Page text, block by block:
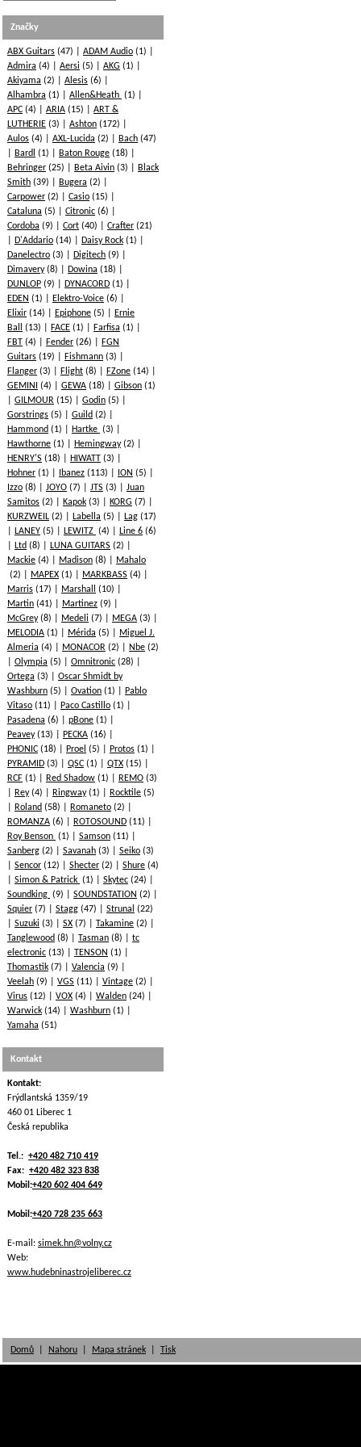
Značky
ABX Guitars (47) ADAM Audio (1)
Admira (4) Aersi (5) AKG (1)
Akiyama (2) Alesis (6)
Alhambra (1) Allen&Heath (1)
APC (4) ARIA (15)
ART &
LUTHERIE (3) Ashton (172)
Aulos (4) AXL-Lucida (2) Bach (47)
Bardl (1) Baton Rouge (18)
Behringer (25) Beta Aivin (3)
Black
Smith (39) Bugera (2)
Carpower (2) Casio (15)
Cataluna (5) Citronic (6)
Cordoba (9) Cort (40) Crafter (21)
D'Addario (14) Daisy Rock (1)
Danelectro (3) Digitech (9)
Dimavery(8) Dowina (18)
DUNLOP (9) DYNACORD (1)
EDEN (1) Elektro-Voice (6)
Elixir (14) Epiphone (5)
Ernie
Ball
(13) FACE (1) Farfisa (1)
FBT (4) Fender (26)
FGN
Guitars (19) Fishmann (3)
Flanger (3) Flight (8) FZone (14)
GEMINI
(4) GEWA (18) Gibson (1)
GILMOUR (15) Godin (5)
Gorstrings (5) Guild (2)
Hammond (1) Hartke (3)
Hawthorne (1) Hemingway(2)
HENRY'S (18) HIWATT (3)
Hohner (1) Ibanez (113) ION (5)
Izzo (8) JOYO (7) JTS (3)
Juan
Samitos (2) Kapok (3) KORG (7)
KURZWEIL (2) Labella (5) Lag (17)
LANEY (5) LEWITZ (4) Line 6 (6)
Ltd (8) LUNA GUITARS (2)
Mackie (4) Madison (8)
Mahalo
(2)
MAPEX (1) MARKBASS (4)
Marris (17) Marshall
(10)
Martin (41) Martinez (9)
McGrey(8) Medeli (7) MEGA (3)
MELODIA (1) Mérida (5)
Miguel J.
Almeria (4) MONACOR (2) Nbe (2)
Olympia (5) Omnitronic (28)
Ortega (3)
Oscar Shmidt by
Washburn (5) Ovation (1)
Pablo
Vitaso (11) Paco Castillo (1)
Pasadena (6) pBone (1)
Peavey(13) PECKA (16)
PHONIC (18) Proel (5) Protos (1)
PYRAMID (3) QSC (1) QTX (15)
RCF (1) Red Shadow (1) REMO (3)
Rey(4) Ringway(1) Rocktile (5)
Roland (58) Romaneto (2)
ROMANZA (6) ROTOSOUND (11)
Roy Benson (1) Samson (11)
Sanberg (2) Savanah (3) Seiko (3)
Sencor (12) Shecter (2) Shure (4)
Simon & Patrick (1) Skytec (24)
Soundking (9) SOUNDSTATION (2)
Squier (7) Stagg (47) Strunal (22)
Suzuki (3) SX (7) Takamine (2)
Tanglewood (8) Tasman (8)
tc
electronic (13) TENSON (1)
Thomastik (7) Valencia (9)
Veelah (9) VGS (11) Vintage (2)
Virus (12) VOX (4) Walden (24)
Warwick (14) Washburn (1)
Yamaha (51)
Kontakt
Kontakt:
Frýdlantská 1359/19
460 01 Liberec 1
Česká republika
Tel.: +420 482 710 419
Fax: +420 482 323 838
Mobil:+420 602 404 649
Mobil:+420 728 235 663
E-mail: simek.hn@volny.cz
Web:
www.hudebninastrojeliberec.cz
Domů Nahoru Mapa stránek Tisk